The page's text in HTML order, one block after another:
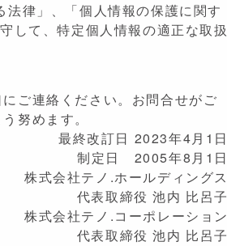
律」、「個人情報の保護に関す
して、特定個人情報の適正な取扱
ご連絡ください。お問合せがご
努めます。
最終改訂日 2023年4月1日
制定日 2005年8月1日
株式会社テノ.ホールディングス
代表取締役 池内 比呂子
株式会社テノ.コーポレーション
代表取締役 池内 比呂子